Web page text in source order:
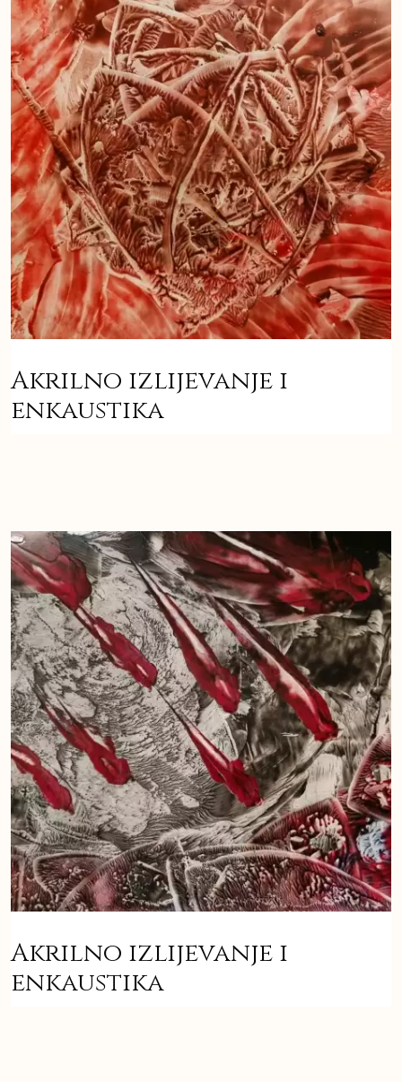
Akrilno izlijevanje i
enkaustika
Akrilno izlijevanje i
enkaustika